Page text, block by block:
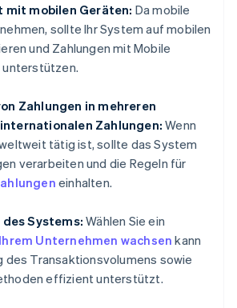
mobilen Geräten: Da mobile
sollte Ihr System auf mobilen
und Zahlungen mit Mobile
unterstützen.
Zahlungen in mehreren
Zahlungen: Wenn
tätig ist, sollte das System
verarbeiten und die Regeln für
einhalten.
Systems: Wählen Sie ein
Unternehmen wachsen kann
des Transaktionsvolumens sowie
effizient unterstützt.